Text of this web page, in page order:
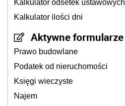
Kalkulator odsetek ustawowych
Kalkulator ilości dni
Aktywne formularze
Prawo budowlane
Podatek od nieruchomości
Księgi wieczyste
Najem